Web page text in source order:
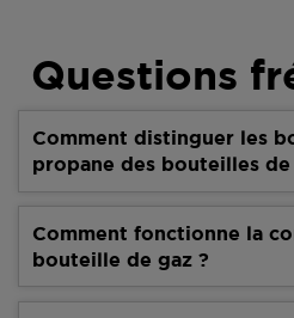
Questions
Comment distinguer les
propane des bouteilles de
Comment fonctionne la
bouteille de gaz ?